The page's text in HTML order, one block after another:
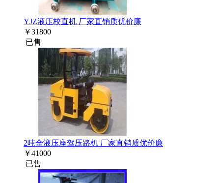
YJZ液压校直机 厂家直销质优价廉
￥31800
已售
2吨全液压座驾压路机 厂家直销质优价廉
￥41000
已售